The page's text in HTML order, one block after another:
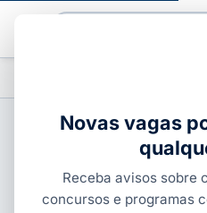
CONCURSOS
Novas vagas
Receba avisos sobre
concursos e programas